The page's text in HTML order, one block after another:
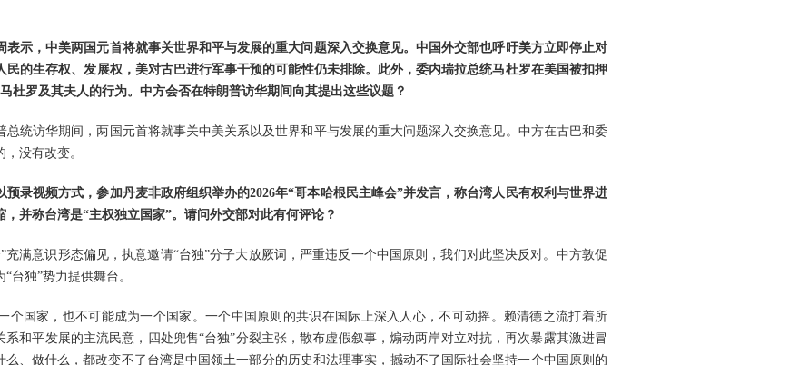
表示，中美两国元首将就事关世界和平与发展的重大问题深入交换意见。中国外交部也呼吁美方立即停止对
民的生存权、发展权，美对古巴进行军事干预的可能性仍未排除。此外，委内瑞拉总统马杜罗在美国被扣押
杜罗及其夫人的行为。中方会否在特朗普访华期间向其提出这些议题？
总统访华期间，两国元首将就事关中美关系以及世界和平与发展的重大问题深入交换意见。中方在古巴和委
没有改变。
预录视频方式，参加丹麦非政府组织举办的2026年“哥本哈根民主峰会”并发言，称台湾人民有权利与世界进
并称台湾是“主权独立国家”。请问外交部对此有何评论？
充满意识形态偏见，执意邀请“台独”分子大放厥词，严重违反一个中国原则，我们对此坚决反对。中方敦促
台独”势力提供舞台。
个国家，也不可能成为一个国家。一个中国原则的共识在国际上深入人心，不可动摇。赖清德之流打着所
系和平发展的主流民意，四处兜售“台独”分裂主张，散布虚假叙事，煽动两岸对立对抗，再次暴露其激进冒
么、做什么，都改变不了台湾是中国领土一部分的历史和法理事实，撼动不了国际社会坚持一个中国原则的